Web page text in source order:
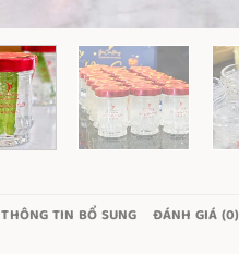
THÔNG TIN BỔ SUNG ĐÁNH GIÁ (0)